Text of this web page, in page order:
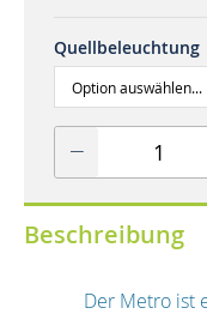
Quellbeleuchtung
Beschreibung
Der Metro ist